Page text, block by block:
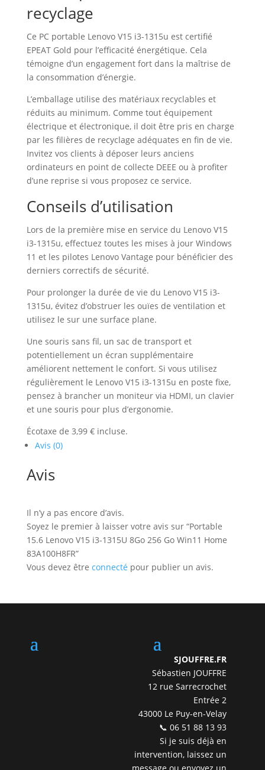
recyclage
Ce PC portable Lenovo V15 i3-1315u est certifié
EPEAT Gold pour l’efficacité énergétique. Cela
témoigne d’un engagement fort dans la maîtrise de
la consommation d’énergie.
L’emballage utilise des matériaux recyclables et
réduits au minimum. Comme tout équipement
électrique et électronique, il doit être pris en charge
par les filières de recyclage adéquates en fin de vie.
Invitez vos clients à déposer leurs anciens
ordinateurs en point de collecte DEEE ou à profiter
d’une reprise si vous proposez ce service.
Conseils d’utilisation
Lors de la première mise en service du Lenovo V15
i3-1315u, effectuez toutes les mises à jour Windows
11 et les pilotes Lenovo Vantage pour bénéficier des
derniers correctifs de sécurité.
Pour prolonger la durée de vie du Lenovo V15 i3-
1315u, évitez d’obstruer les ouïes de ventilation et
utilisez le sur une surface plane.
Une souris sans fil, un sac de transport et
potentiellement un écran supplémentaire
améliorent nettement le confort. Si vous utilisez
régulièrement le Lenovo V15 i3-1315u en poste fixe,
pensez à brancher un moniteur via HDMI, un clavier
et une souris pour plus d’ergonomie.
Écotaxe de 3,99 € incluse.
Avis (0)
Avis
Il n’y a pas encore d’avis.
Soyez le premier à laisser votre avis sur “Portable
15.6 Lenovo V15 i3-1315U 8Go 256 Go Win11 Home
83A100H8FR”
Vous devez être connecté pour publier un avis.
SJOUFFRE.FR
Sébastien JOUFFRE
12 rue Sarrecrochet
Entrée 2
43000 Le Puy-en-Velay
📞 06 51 88 13 93
Si je suis déjà en
intervention, laissez un